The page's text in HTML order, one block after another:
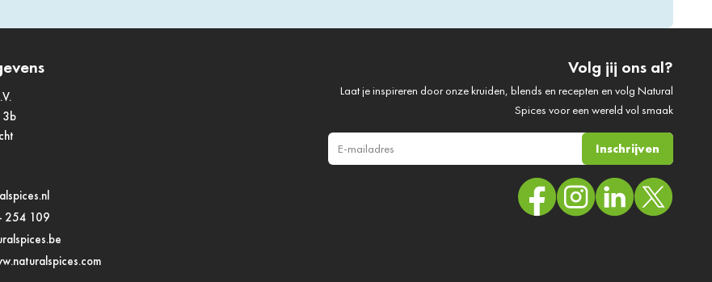
3b
254 109
Volg jij ons al?
Laat je inspireren door onze kruiden, blends en recepten en volg Natural
Spices voor een wereld vol smaak
E-mail adres
Inschrijven